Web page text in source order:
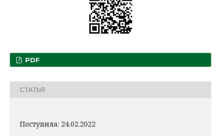
PDF
СТАТЬЯ
Поступила: 24.02.2022